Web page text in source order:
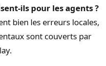
ils pour les agents ?
bien les erreurs locales,
sont couverts par